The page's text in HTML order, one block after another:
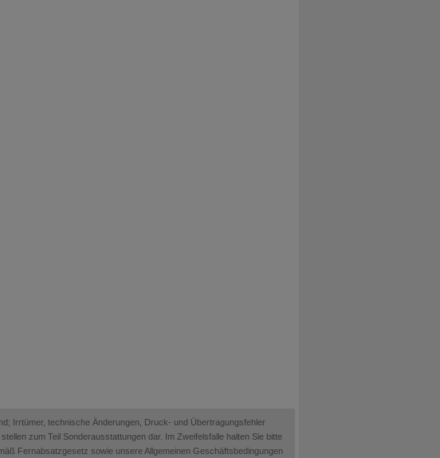
Irrtümer, technische Änderungen, Druck- und Übertragungsfehler
zum Teil Sonderausstattungen dar. Im Zweifelsfalle halten Sie bitte
Fernabsatzgesetz sowie unsere Allgemeinen Geschäftsbedingungen